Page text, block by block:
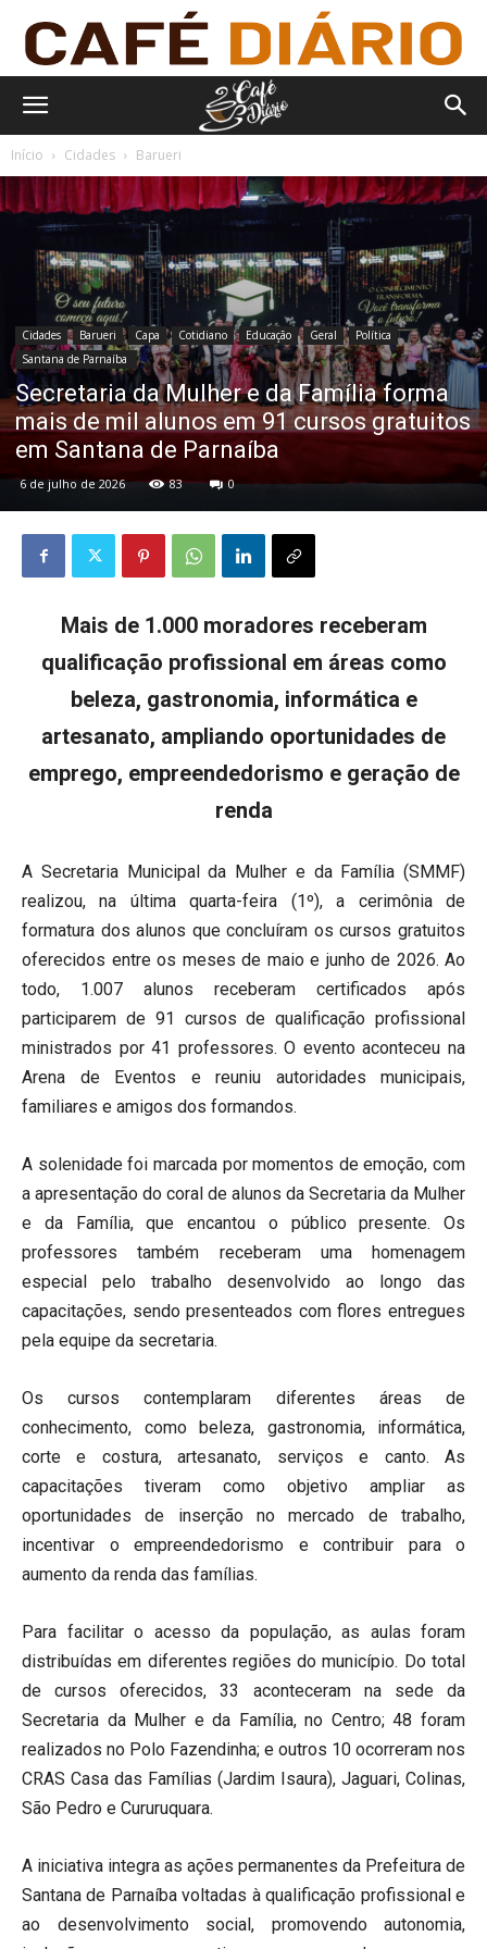
Início Cidades Barueri
Cidades Barueri Capa Cotidiano Educação Geral
Política
Santana de Parnaíba
Secretaria da Mulher e da Família forma
mais de mil alunos em 91 cursos gratuitos
em Santana de Parnaíba
6 de julho de 2026 83 0
Mais de 1.000 moradores receberam
qualificação profissional em áreas como
beleza, gastronomia, informática e
artesanato, ampliando oportunidades de
emprego, empreendedorismo e geração de
renda
A Secretaria Municipal da Mulher e da Família (SMMF)
realizou, na última quarta-feira (1º), a cerimônia de
formatura dos alunos que concluíram os cursos gratuitos
oferecidos entre os meses de maio e junho de 2026. Ao
todo, 1.007 alunos receberam certificados após
participarem de 91 cursos de qualificação profissional
ministrados por 41 professores. O evento aconteceu na
Arena de Eventos e reuniu autoridades municipais,
familiares e amigos dos formandos.
A solenidade foi marcada por momentos de emoção, com
a apresentação do coral de alunos da Secretaria da Mulher
e da Família, que encantou o público presente. Os
professores também receberam uma homenagem
especial pelo trabalho desenvolvido ao longo das
capacitações, sendo presenteados com flores entregues
pela equipe da secretaria.
Os cursos contemplaram diferentes áreas de
conhecimento, como beleza, gastronomia, informática,
corte e costura, artesanato, serviços e canto. As
capacitações tiveram como objetivo ampliar as
oportunidades de inserção no mercado de trabalho,
incentivar o empreendedorismo e contribuir para o
aumento da renda das famílias.
Para facilitar o acesso da população, as aulas foram
distribuídas em diferentes regiões do município. Do total
de cursos oferecidos, 33 aconteceram na sede da
Secretaria da Mulher e da Família, no Centro; 48 foram
realizados no Polo Fazendinha; e outros 10 ocorreram nos
CRAS Casa das Famílias (Jardim Isaura), Jaguari, Colinas,
São Pedro e Cururuquara.
A iniciativa integra as ações permanentes da Prefeitura de
Santana de Parnaíba voltadas à qualificação profissional e
ao desenvolvimento social, promovendo autonomia,